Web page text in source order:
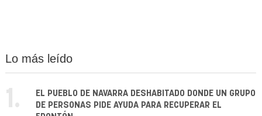
Lo más leído
1.
EL PUEBLO DE NAVARRA DESHABITADO DONDE UN GRUPO
DE PERSONAS PIDE AYUDA PARA RECUPERAR EL